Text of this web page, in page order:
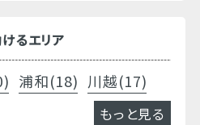
るエリア
浦和(18) 川越(17)
もっと見る